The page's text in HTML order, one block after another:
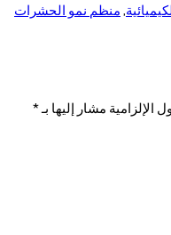
,منظم نمو الحشرات
مشار إليها بـ*